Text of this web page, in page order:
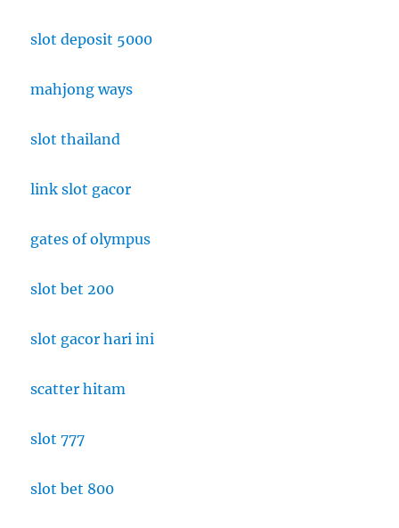
slot deposit 5000
mahjong ways
slot thailand
link slot gacor
gates of olympus
slot bet 200
slot gacor hari ini
scatter hitam
slot 777
slot bet 800